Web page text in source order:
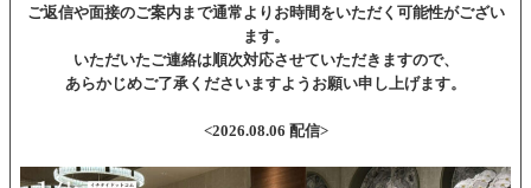
ご返信や面接のご案内まで通常よりお時間をいただく可能性がござい
ます。
いただいたご連絡は順次対応させていただきますので、
あらかじめご了承くださいますようお願い申し上げます。
<2026.08.06 配信>